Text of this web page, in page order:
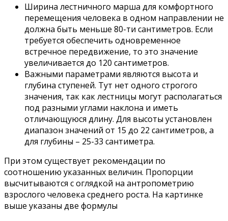
Ширина лестничного марша для комфортного
перемещения человека в одном направлении не
должна быть меньше 80-ти сантиметров. Если
требуется обеспечить одновременное
встречное передвижение, то это значение
увеличивается до 120 сантиметров.
Важными параметрами являются высота и
глубина ступеней. Тут нет одного строгого
значения, так как лестницы могут располагаться
под разными углами наклона и иметь
отличающуюся длину. Для высоты установлен
диапазон значений от 15 до 22 сантиметров, а
для глубины – 25-33 сантиметра.
При этом существует рекомендации по
соотношению указанных величин. Пропорции
высчитываются с оглядкой на антропометрию
взрослого человека среднего роста. На картинке
выше указаны две формулы